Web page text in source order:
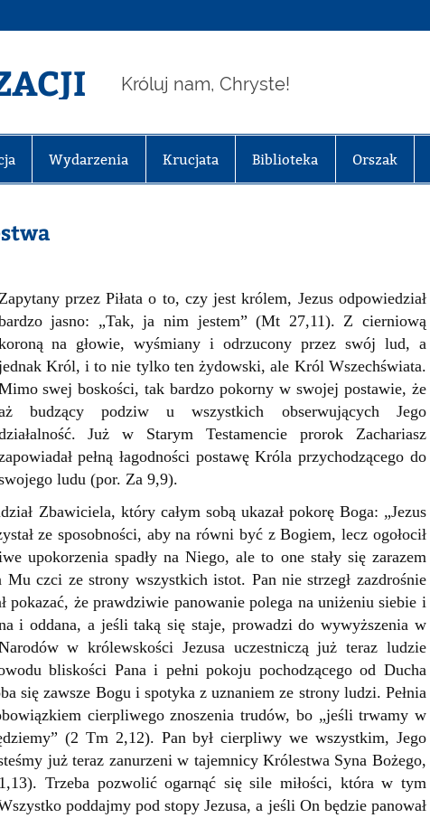
Króluj nam, Chryste!
Wydarzenia Krucjata Biblioteka Orszak
Zapytany przez Piłata o to, czy jest królem, Jezus odpowiedział
jasno: „Tak, ja nim jestem” (Mt 27,11). Z cierniową
na głowie, wyśmiany i odrzucony przez swój lud, a
Król, i to nie tylko ten żydowski, ale Król Wszechświata.
swej boskości, tak bardzo pokorny w swojej postawie, że
budzący podziw u wszystkich obserwujących Jego
Już w Starym Testamencie prorok Zachariasz
pełną łagodności postawę Króla przychodzącego do
ludu (por. Za 9,9).
Zbawiciela, który całym sobą ukazał pokorę Boga: „Jezus
ze sposobności, aby na równi być z Bogiem, lecz ogołocił
upokorzenia spadły na Niego, ale to one stały się zarazem
czci ze strony wszystkich istot. Pan nie strzegł zazdrośnie
że prawdziwie panowanie polega na uniżeniu siebie i
i oddana, a jeśli taką się staje, prowadzi do wywyższenia w
w królewskości Jezusa uczestniczą już teraz ludzie
bliskości Pana i pełni pokoju pochodzącego od Ducha
się zawsze Bogu i spotyka z uznaniem ze strony ludzi. Pełnia
cierpliwego znoszenia trudów, bo „jeśli trwamy w
(2 Tm 2,12). Pan był cierpliwy we wszystkim, Jego
już teraz zanurzeni w tajemnicy Królestwa Syna Bożego,
Trzeba pozwolić ogarnąć się sile miłości, która w tym
poddajmy pod stopy Jezusa, a jeśli On będzie panował